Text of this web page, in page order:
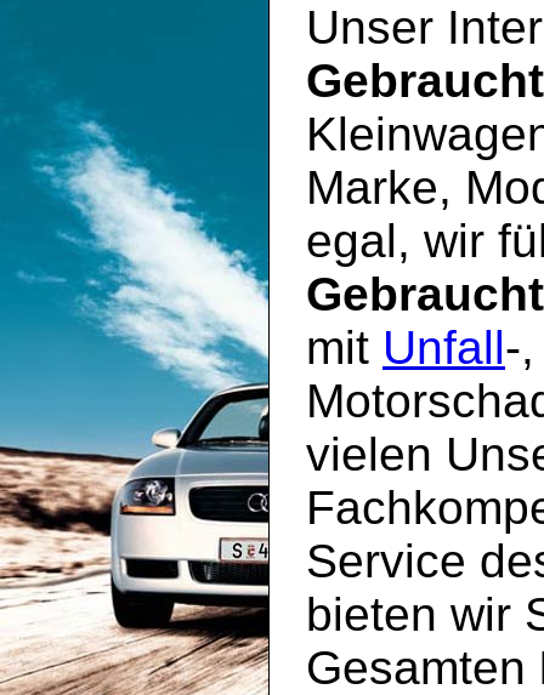
Unser
Marke,
egal, wir
mit Unfall-
vielen
Service
bieten wir
Gesamten